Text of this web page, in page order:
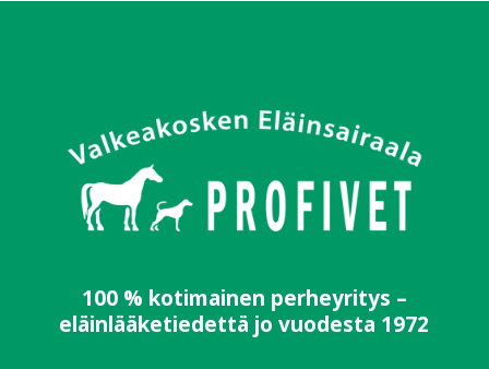
100 % kotimainen perheyritys –
eläinlääketiedettä jo vuodesta 1972